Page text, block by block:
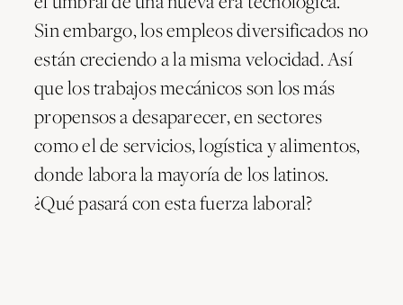
Sin embargo, los empleos diversificados no
están creciendo a la misma velocidad. Así
que los trabajos mecánicos son los más
propensos a desaparecer, en sectores
como el de servicios, logística y alimentos,
donde labora la mayoría de los latinos.
¿Qué pasará con esta fuerza laboral?